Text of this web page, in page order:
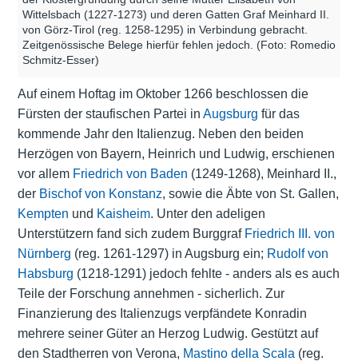
Wittelsbach (1227-1273) und deren Gatten Graf Meinhard II.
von Görz-Tirol (reg. 1258-1295) in Verbindung gebracht.
Zeitgenössische Belege hierfür fehlen jedoch. (Foto: Romedio
Schmitz-Esser)
Auf einem Hoftag im Oktober 1266 beschlossen die
Fürsten der staufischen Partei in Augsburg für das
kommende Jahr den Italienzug. Neben den beiden
Herzögen von Bayern, Heinrich und Ludwig, erschienen
vor allem Friedrich von Baden (1249-1268), Meinhard II.,
der Bischof von Konstanz, sowie die Äbte von St. Gallen,
Kempten und Kaisheim. Unter den adeligen
Unterstützern fand sich zudem Burggraf Friedrich III. von
Nürnberg (reg. 1261-1297) in Augsburg ein; Rudolf von
Habsburg (1218-1291) jedoch fehlte - anders als es auch
Teile der Forschung annehmen - sicherlich. Zur
Finanzierung des Italienzugs verpfändete Konradin
mehrere seiner Güter an Herzog Ludwig. Gestützt auf
den Stadtherren von Verona, Mastino della Scala (reg.